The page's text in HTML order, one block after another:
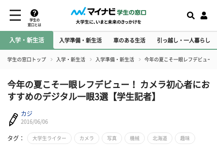
学生の
窓口とは
入学・新生活 入学準備・新生活 車のある生活 引っ越し・一人暮らし
学生の窓口トップ 入学・新生活 入学準備・新生活 今年の夏こそ一眼レフデビュー
今年の夏こそ一眼レフデビュー！ カメラ初心者にお
すすめのデジタル一眼3選【学生記者】
カジ
2016/06/06
タグ： 大学生ライター カメラ 写真 機械 北海道 趣味